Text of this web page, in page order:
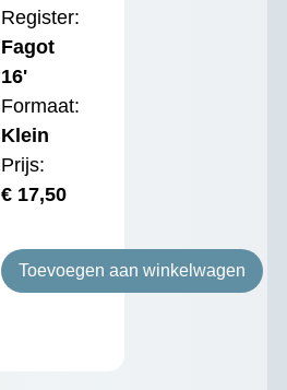
Register:
Fagot
16'
Formaat:
Klein
Prijs:
€17,50
Toevoegen aan winkelwagen